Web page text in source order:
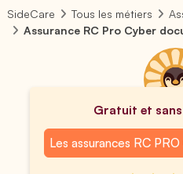
SideCare Tous les métiers
Assurance RC Pro Cyber
Gratuit et
Les assurances RC